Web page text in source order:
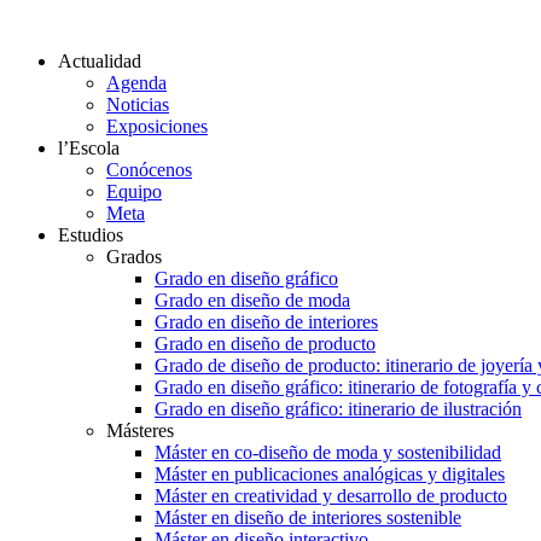
Actualidad
Agenda
Noticias
Exposiciones
l’Escola
Conócenos
Equipo
Meta
Estudios
Grados
Grado en diseño gráfico
Grado en diseño de moda
Grado en diseño de interiores
Grado en diseño de producto
Grado de diseño de producto: itinerario de joyería
Grado en diseño gráfico: itinerario de fotografía y
Grado en diseño gráfico: itinerario de ilustración
Másteres
Máster en co-diseño de moda y sostenibilidad
Máster en publicaciones analógicas y digitales
Máster en creatividad y desarrollo de producto
Máster en diseño de interiores sostenible